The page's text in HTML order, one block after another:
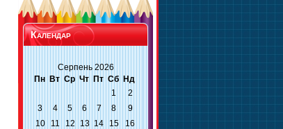
Календар
Серпень 2026
Пн
Вт Ср Чт Пт Сб Нд
1
2
3
4 5 6 7 8
9
10
11 12 13 14 15
16